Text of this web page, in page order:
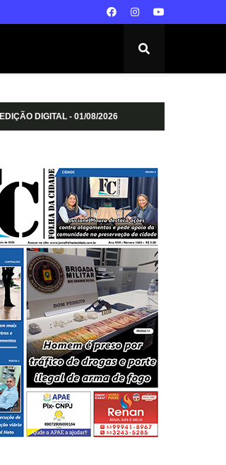
EDIÇÃO DIGITAL - 01/08/2026